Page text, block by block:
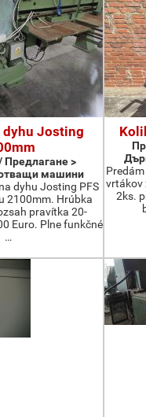
dyhu Josting
>
машини
dyhu Josting PFS
2100mm. Hrúbka
pravítka 20-
Euro. Plne funkčné
…
vrtákov
2ks.